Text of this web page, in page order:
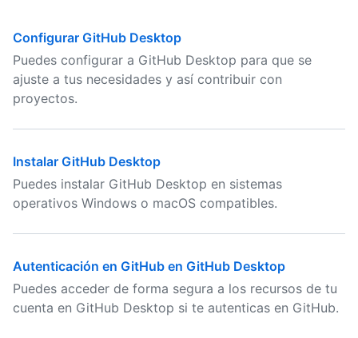
Configurar GitHub Desktop
Puedes configurar a GitHub Desktop para que se
ajuste a tus necesidades y así contribuir con
proyectos.
Instalar GitHub Desktop
Puedes instalar GitHub Desktop en sistemas
operativos Windows o macOS compatibles.
Autenticación en GitHub en GitHub Desktop
Puedes acceder de forma segura a los recursos de tu
cuenta en GitHub Desktop si te autenticas en GitHub.